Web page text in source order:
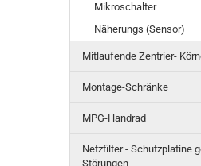
Mikroschalter
Näherungs (Sensor)
Mitlaufende Zentrier-
Montage-Schränke
MPG-Handrad
Netzfilter - Schutzplatine
Störungen